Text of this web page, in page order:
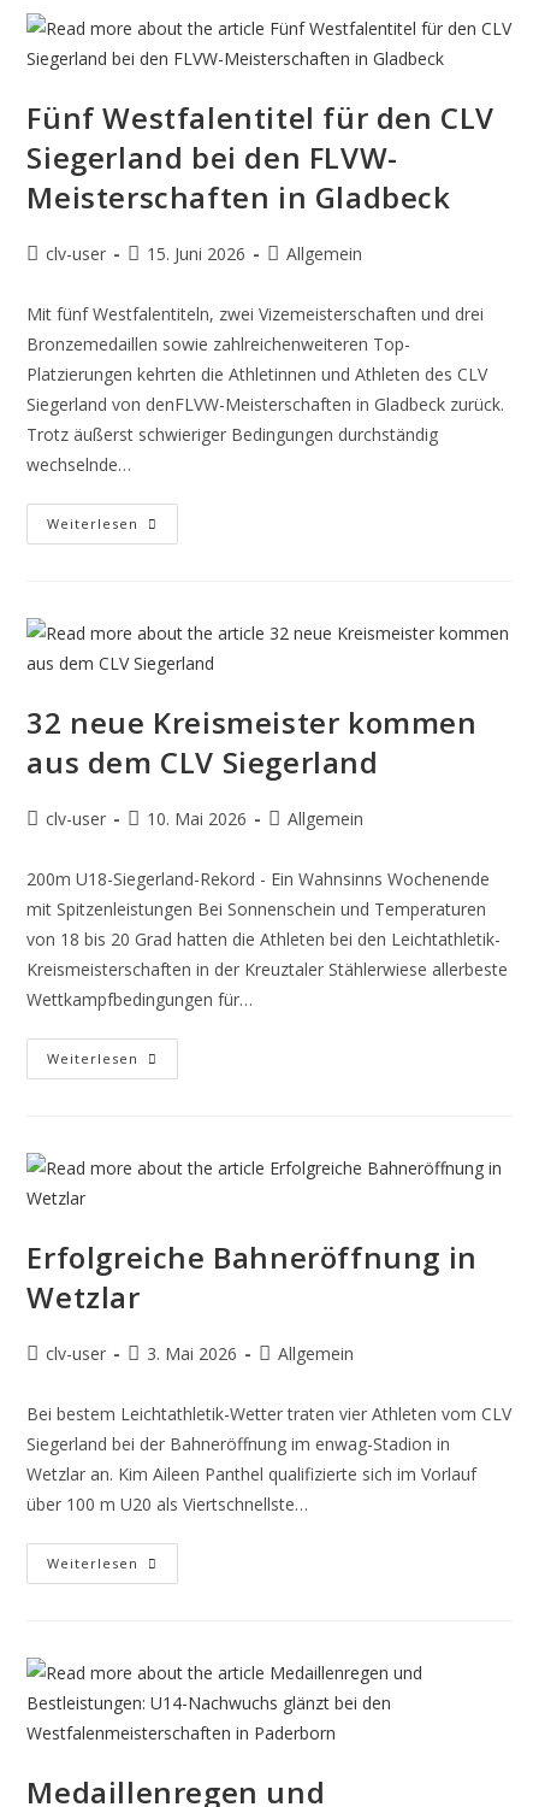
Fünf Westfalentitel für den CLV
Siegerland bei den FLVW-
Meisterschaften in Gladbeck
clv-user 15. Juni 2026 Allgemein
Mit fünf Westfalentiteln, zwei Vizemeisterschaften und drei
Bronzemedaillen sowie zahlreichenweiteren Top-
Platzierungen kehrten die Athletinnen und Athleten des CLV
Siegerland von denFLVW-Meisterschaften in Gladbeck zurück.
Trotz äußerst schwieriger Bedingungen durchständig
wechselnde…
Weiterlesen
32 neue Kreismeister kommen
aus dem CLV Siegerland
clv-user 10. Mai 2026 Allgemein
200m U18-Siegerland-Rekord - Ein Wahnsinns Wochenende
mit Spitzenleistungen Bei Sonnenschein und Temperaturen
von 18 bis 20 Grad hatten die Athleten bei den Leichtathletik-
Kreismeisterschaften in der Kreuztaler Stählerwiese allerbeste
Wettkampfbedingungen für…
Weiterlesen
Erfolgreiche Bahneröffnung in
Wetzlar
clv-user 3. Mai 2026 Allgemein
Bei bestem Leichtathletik-Wetter traten vier Athleten vom CLV
Siegerland bei der Bahneröffnung im enwag-Stadion in
Wetzlar an. Kim Aileen Panthel qualifizierte sich im Vorlauf
über 100 m U20 als Viertschnellste…
Weiterlesen
Medaillenregen und